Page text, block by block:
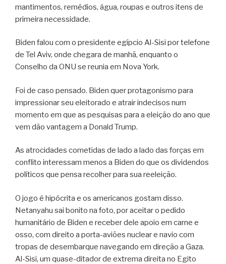
mantimentos, remédios, água, roupas e outros itens de
primeira necessidade.
Biden falou com o presidente egípcio Al-Sisi por telefone
de Tel Aviv, onde chegara de manhã, enquanto o
Conselho da ONU se reunia em Nova York.
Foi de caso pensado. Biden quer protagonismo para
impressionar seu eleitorado e atrair indecisos num
momento em que as pesquisas para a eleição do ano que
vem dão vantagem a Donald Trump.
As atrocidades cometidas de lado a lado das forças em
conflito interessam menos a Biden do que os dividendos
políticos que pensa recolher para sua reeleição.
O jogo é hipócrita e os americanos gostam disso.
Netanyahu sai bonito na foto, por aceitar o pedido
humanitário de Biden e receber dele apoio em carne e
osso, com direito a porta-aviões nuclear e navio com
tropas de desembarque navegando em direção a Gaza.
Al-Sisi, um quase-ditador de extrema direita no Egito